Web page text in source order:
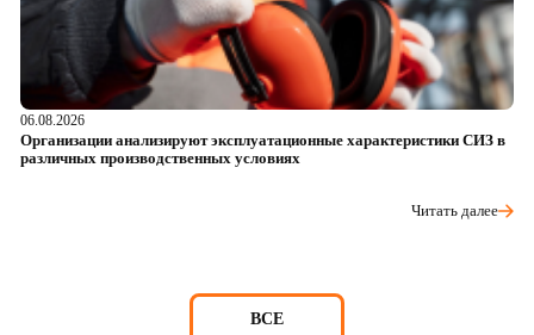
06.08.2026
Организации анализируют эксплуатационные характеристики СИЗ в
различных производственных условиях
Читать далее
ВСЕ